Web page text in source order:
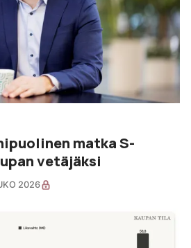
matka S-
vetäjäksi
2026